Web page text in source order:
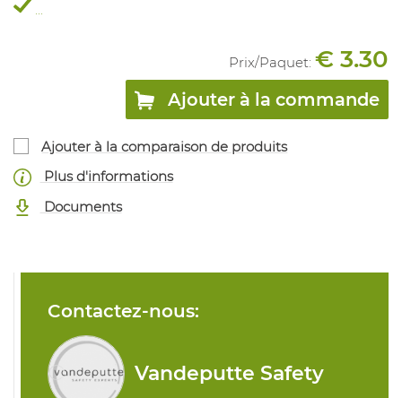
...
Prix/Paquet: € 3.30
Ajouter à la commande
Ajouter à la comparaison de produits
Plus d'informations
Documents
Contactez-nous:
Vandeputte Safety